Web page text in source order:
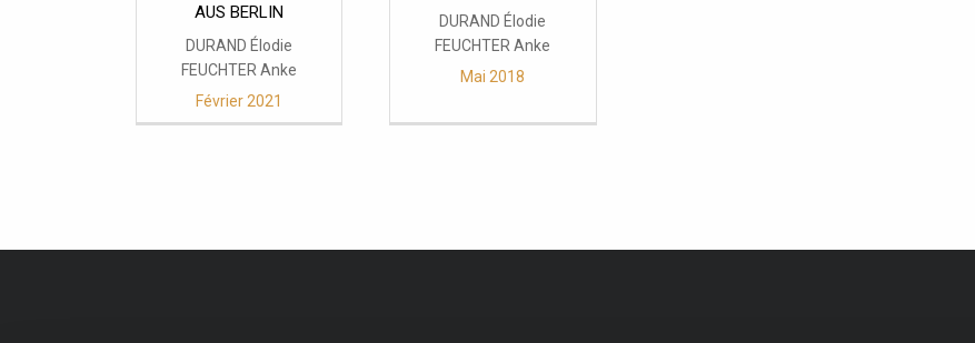
AUS BERLIN
DURAND Élodie
FEUCHTER Anke
Février 2021
DURAND Élodie
FEUCHTER Anke
Mai 2018